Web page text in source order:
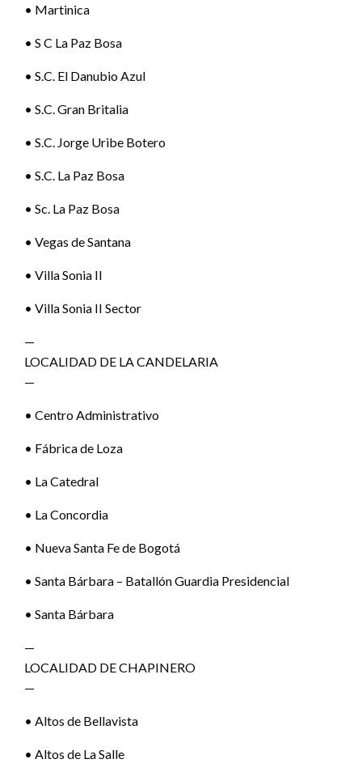
• Martinica
• S C La Paz Bosa
• S.C. El Danubio Azul
• S.C. Gran Britalia
• S.C. Jorge Uribe Botero
• S.C. La Paz Bosa
• Sc. La Paz Bosa
• Vegas de Santana
• Villa Sonia II
• Villa Sonia II Sector
—
LOCALIDAD DE LA CANDELARIA
—
• Centro Administrativo
• Fábrica de Loza
• La Catedral
• La Concordia
• Nueva Santa Fe de Bogotá
• Santa Bárbara – Batallón Guardia Presidencial
• Santa Bárbara
—
LOCALIDAD DE CHAPINERO
—
• Altos de Bellavista
• Altos de La Salle